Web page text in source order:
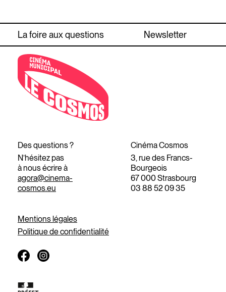
La foire aux questions Newsletter
Des questions ?
N’hésitez pas
à nous écrire à
agora@cinema-
cosmos.eu
Cinéma Cosmos
3, rue des Francs-
Bourgeois
67 000 Strasbourg
03 88 52 09 35
Mentions légales
Politique de confidentialité